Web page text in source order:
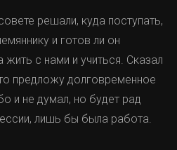
решали, куда поступать,
и готов ли он
с нами и учиться. Сказал
предложу долговременное
и не думал, но будет рад
лишь бы была работа.